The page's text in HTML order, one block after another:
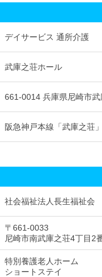
デイサービス 通所介護
武庫之荘ホール
661-0014 兵庫県尼崎市
阪急神戸本線「武庫之荘
社会福祉法人長生福祉会
〒661-0033
尼崎市南武庫之荘4丁目2
特別養護老人ホーム
ショートステイ